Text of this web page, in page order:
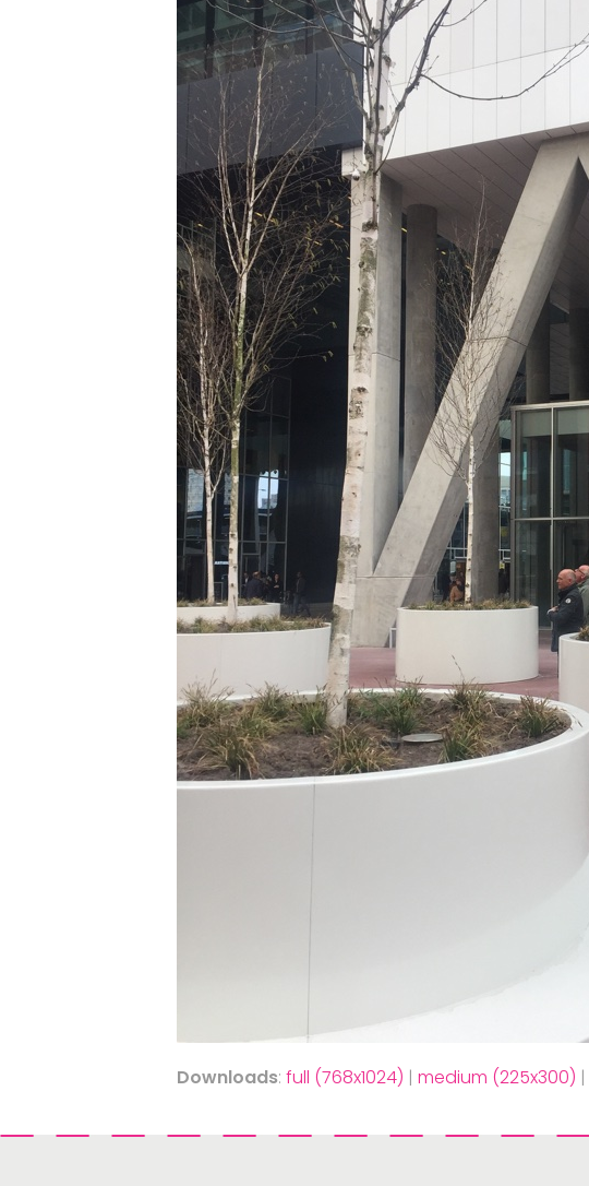
Downloads: full (768x1024) | medium (225x300) |